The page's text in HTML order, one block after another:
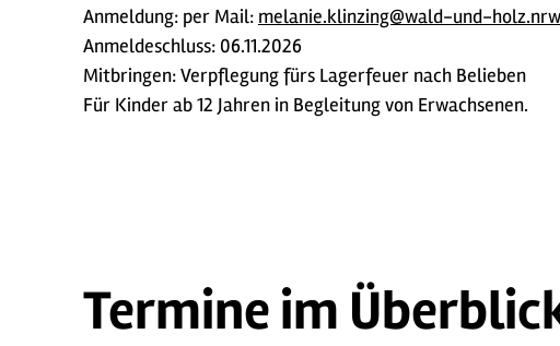
Anmeldung: per Mail: melanie.klinzing@wald-und-
Anmeldeschluss: 06.11.2026
Mitbringen: Verpflegung fürs Lagerfeuer nach Belieben
Für Kinder ab 12 Jahren in Begleitung von Erwachsenen.
Termine im